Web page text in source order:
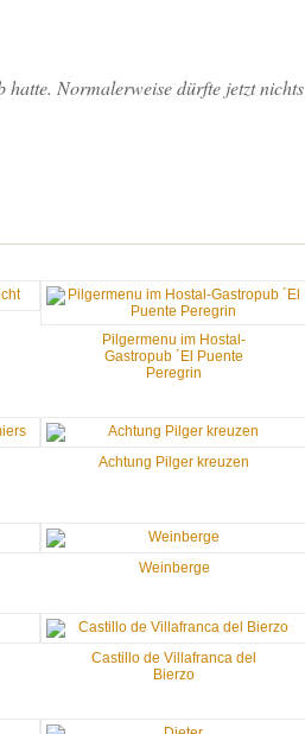
Normalerweise dürfte jetzt nichts
Pilgermenu im Hostal-
Gastropub ´El Puente
Peregrin
Achtung Pilger kreuzen
Weinberge
Castillo de Villafranca del
Bierzo